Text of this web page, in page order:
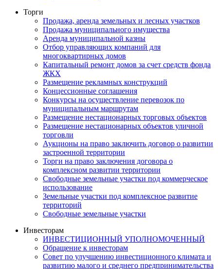
Торги
Продажа, аренда земельных и лесных участков
Продажа муниципального имущества
Аренда муниципальной казны
Отбор управляющих компаний для
многоквартирных домов
Капитальный ремонт домов за счет средств фонда
ЖКХ
Размещение рекламных конструкций
Концессионные соглашения
Конкурсы на осуществление перевозок по
муниципальным маршрутам
Размещение нестационарных торговых объектов
Размещение нестационарных объектов уличной
торговли
Аукционы на право заключить договор о развитии
застроенной территории
Торги на право заключения договора о
комплексном развитии территории
Свободные земельные участки под коммерческое
использование
Земельные участки под комплексное развитие
территорий
Свободные земельные участки
Инвесторам
ИНВЕСТИЦИОННЫЙ УПОЛНОМОЧЕННЫЙ
Обращение к инвесторам
Совет по улучшению инвестиционного климата и
развитию малого и среднего предпринимательства